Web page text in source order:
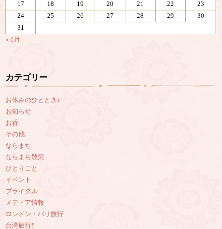
17
18 19 20 21 22
23
24
25 26 27 28 29
30
31
« 6月
カテゴリー
お休みのひととき♪
お知らせ
お香
その他
ならまち
ならまち散策
ひとりごと
イベント
ブライダル
メディア情報
ロンドン・パリ旅行
台湾旅行‼︎